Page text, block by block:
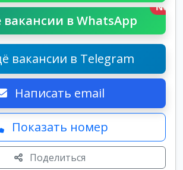
вакансии в WhatsApp
New
вакансии в Telegram
Написать email
Показать номер
Поделиться